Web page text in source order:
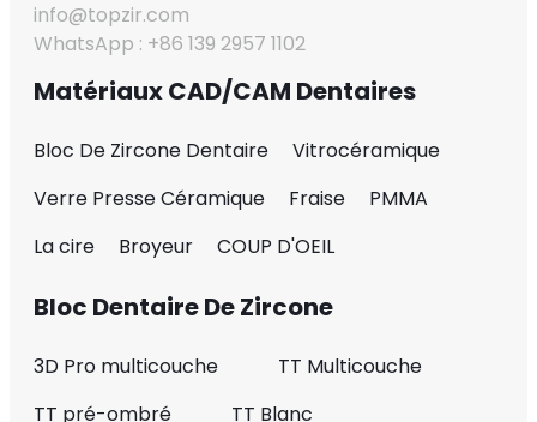
info@topzir.com
WhatsApp : +86 139 2957 1102
Matériaux CAD/CAM Dentaires
Bloc De Zircone Dentaire
Vitrocéramique
Verre Presse Céramique
Fraise
PMMA
La cire
Broyeur COUP D'OEIL
Bloc Dentaire De Zircone
3D Pro multicouche
TT Multicouche
TT pré-ombré
TT Blanc